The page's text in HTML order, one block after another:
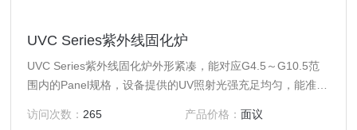
UVC Series紫外线固化炉
UVC Series紫外线固化炉外形紧凑，能对应G4.5～G10.5范
围内的Panel规格，设备提供的UV照射光强充足均匀，能准确
高、可靠性高、固化效果良好，主要表现在搬运、对位精度
访问次数： 265 产品价格： 面议